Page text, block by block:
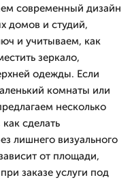
современный дизайн
домов и студий,
и учитываем, как
зеркало,
одежды. Если
комнаты или
несколько
сделать
лишнего визуального
от площади,
заказе услуги под